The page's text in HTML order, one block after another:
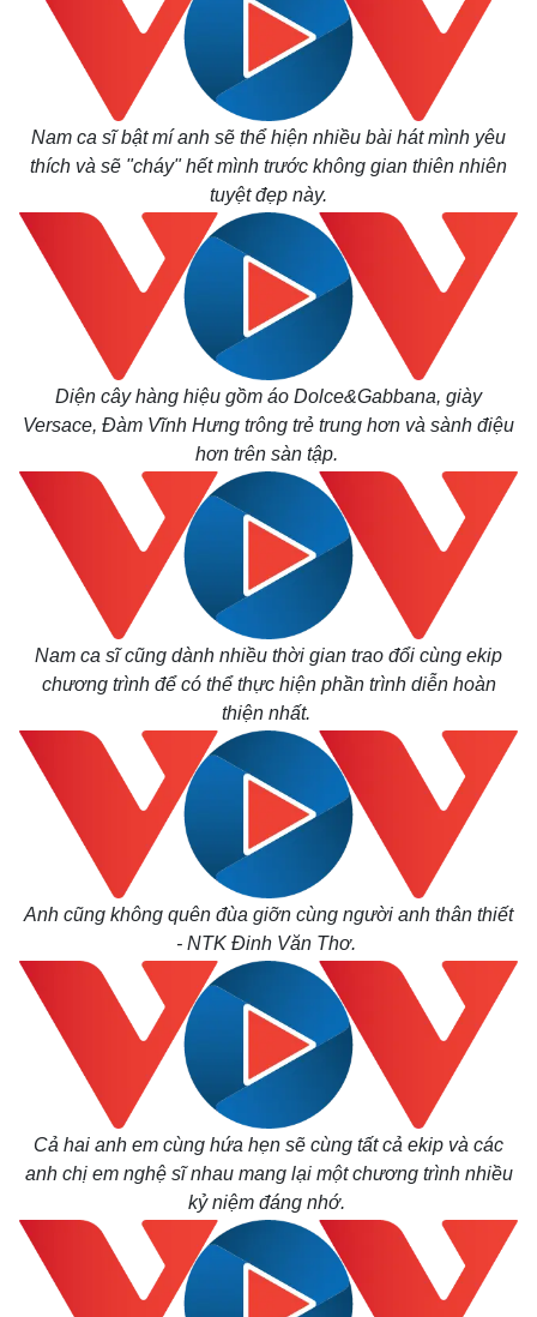
Bất động sản
Khởi nghiệp
Thị trường
Giá vàng
Tiêu dùng
Tỷ giá
Chứng khoán
Giá cà phê
Nam ca sĩ bật mí anh sẽ thể hiện nhiều bài hát mình yêu
thích và sẽ "cháy" hết mình trước không gian thiên nhiên
tuyệt đẹp này.
Diện cây hàng hiệu gồm áo Dolce&Gabbana, giày
Versace, Đàm Vĩnh Hưng trông trẻ trung hơn và sành điệu
hơn trên sàn tập.
Nam ca sĩ cũng dành nhiều thời gian trao đổi cùng ekip
chương trình để có thể thực hiện phần trình diễn hoàn
thiện nhất.
Anh cũng không quên đùa giỡn cùng người anh thân thiết
- NTK Đinh Văn Thơ.
Cả hai anh em cùng hứa hẹn sẽ cùng tất cả ekip và các
anh chị em nghệ sĩ nhau mang lại một chương trình nhiều
kỷ niệm đáng nhớ.